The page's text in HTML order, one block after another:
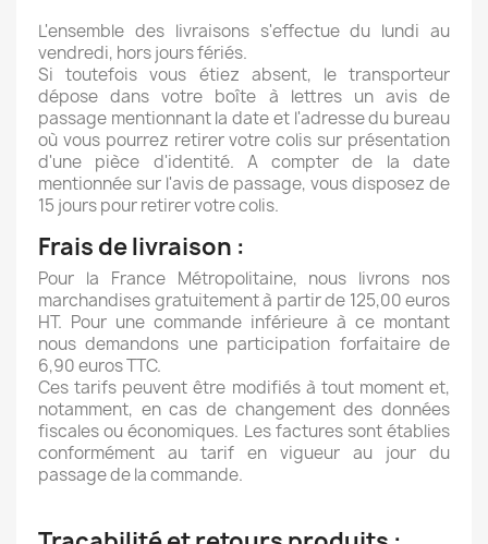
L'ensemble des livraisons s'effectue du lundi au
vendredi, hors jours fériés.
Si toutefois vous étiez absent, le transporteur
dépose dans votre boîte à lettres un avis de
passage mentionnant la date et l'adresse du bureau
où vous pourrez retirer votre colis sur présentation
d'une pièce d'identité. A compter de la date
mentionnée sur l'avis de passage, vous disposez de
15 jours pour retirer votre colis.
Frais de livraison :
Pour la France Métropolitaine, nous livrons nos
marchandises gratuitement à partir de 125,00 euros
HT. Pour une commande inférieure à ce montant
nous demandons une participation forfaitaire de
6,90 euros TTC.
Ces tarifs peuvent être modifiés à tout moment et,
notamment, en cas de changement des données
fiscales ou économiques. Les factures sont établies
conformément au tarif en vigueur au jour du
passage de la commande.